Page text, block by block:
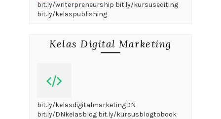
bit.ly/writerpreneurship bit.ly/kursusediting
bit.ly/kelaspublishing
Kelas Digital Marketing
bit.ly/kelasdigitalmarketingDN
bit.ly/DNkelasblog bit.ly/kursusblogtobook